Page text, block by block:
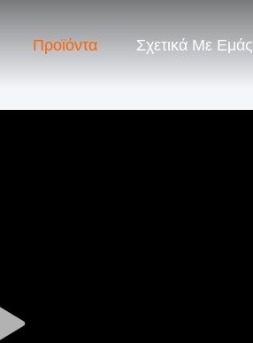
Προϊόντα Σχετικά Με Εμάς